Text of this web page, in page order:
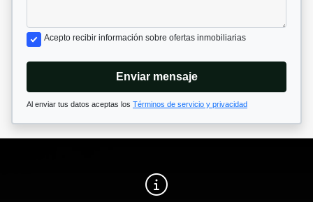
Acepto recibir información sobre ofertas inmobiliarias
Enviar mensaje
Al enviar tus datos aceptas los Términos de servicio y privacidad